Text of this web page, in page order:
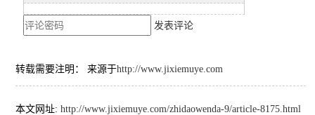
发表评论
转载需要注明： 来源于http://www.jixiemuye.com
本文网址: http://www.jixiemuye.com/zhidaowenda-9/article-8175.html